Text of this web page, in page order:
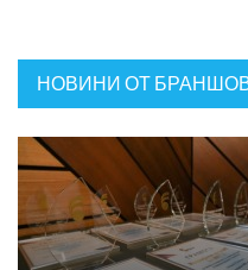
НОВИНИ ОТ